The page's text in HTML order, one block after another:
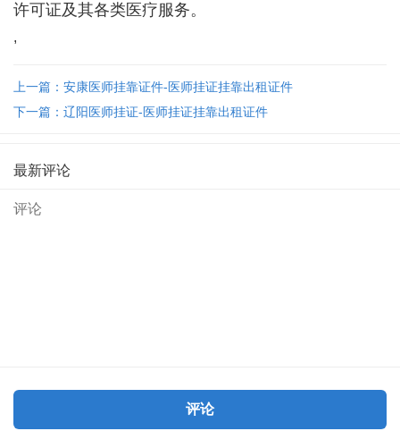
许可证及其各类医疗服务。
,
上一篇：安康医师挂靠证件-医师挂证挂靠出租证件
下一篇：辽阳医师挂证-医师挂证挂靠出租证件
最新评论
评论